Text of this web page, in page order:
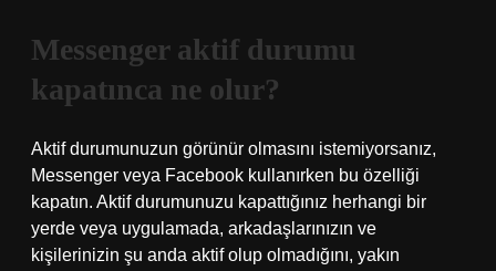
Messenger aktif durumu
kapatınca ne olur?
Aktif durumunuzun görünür olmasını istemiyorsanız,
Messenger veya Facebook kullanırken bu özelliği
kapatın. Aktif durumunuzu kapattığınız herhangi bir
yerde veya uygulamada, arkadaşlarınızın ve
kişilerinizin şu anda aktif olup olmadığını, yakın